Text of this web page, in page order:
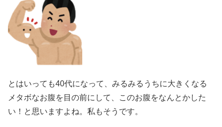
とはいっても40代になって、みるみるうちに大きくなる
メタボなお腹を目の前にして、このお腹をなんとかした
い！と思いますよね。私もそうです。